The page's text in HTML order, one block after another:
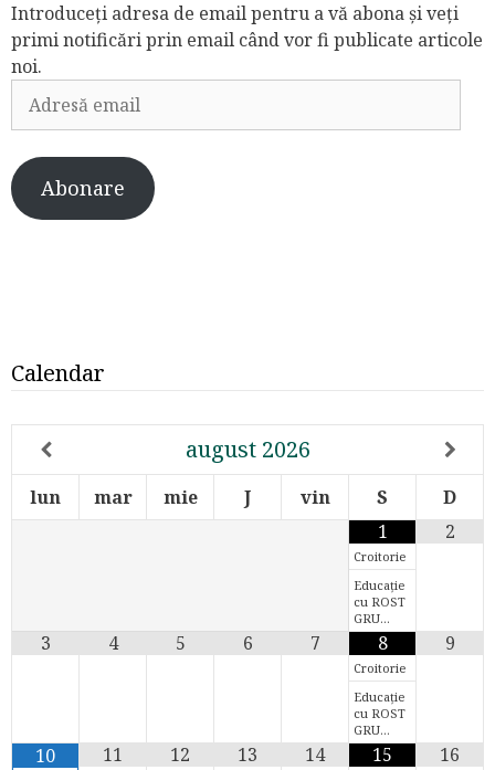
Introduceți adresa de email pentru a vă abona și veți
primi notificări prin email când vor fi publicate articole
noi.
Adresă
email
Abonare
Calendar
august 2026
lun mar mie J vin S
D
1
Croitorie
Educație
cu ROST
GRU…
2
3 4 5 6 7 8
Croitorie
Educație
cu ROST
GRU…
9
10 11 12 13 14 15 16